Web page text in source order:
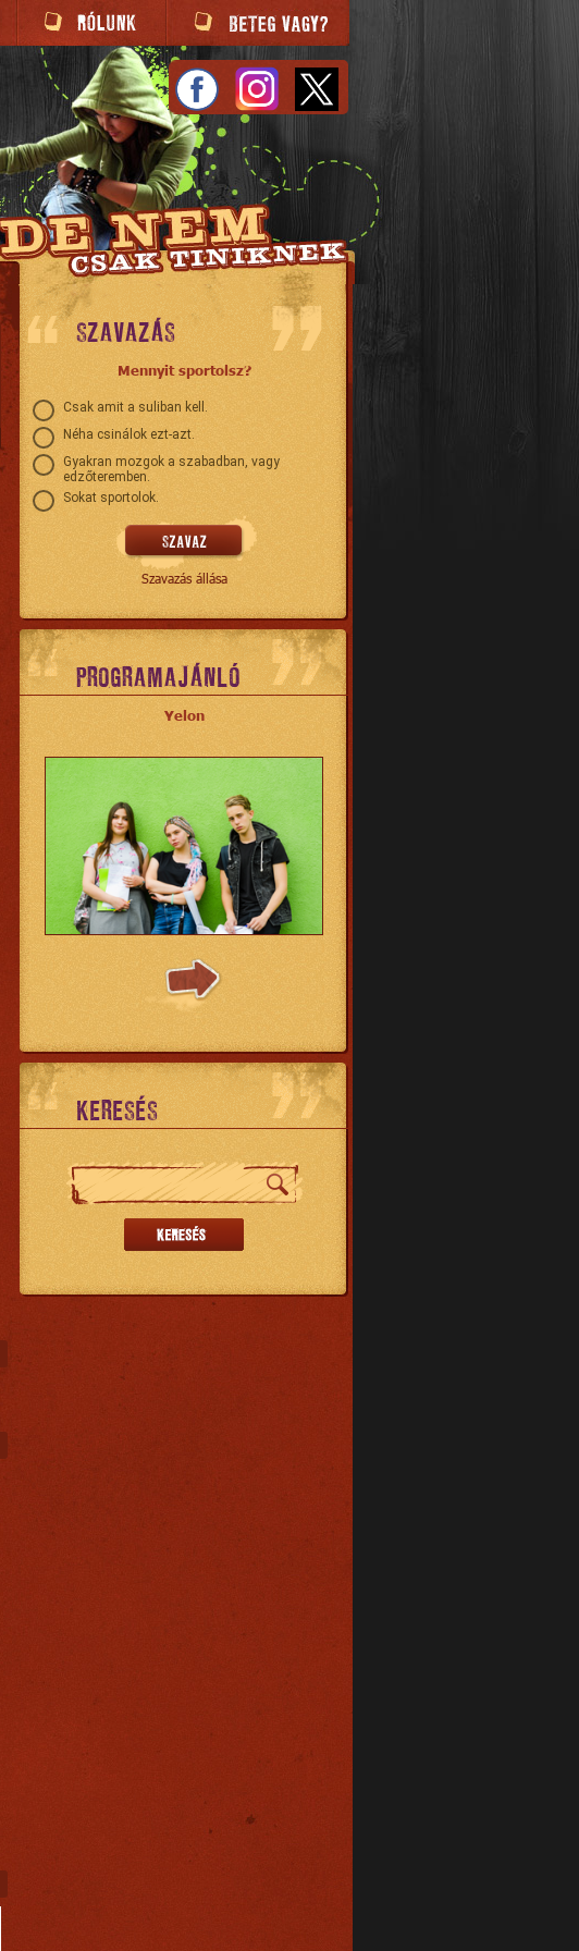
SZAVAZÁS
Mennyit sportolsz?
Csak amit a suliban kell.
Néha csinálok ezt-azt.
Gyakran mozgok a szabadban, vagy
edzőteremben.
Sokat sportolok.
Szavazás állása
PROGRAMAJÁNLÓ
Yelon
KERESÉS